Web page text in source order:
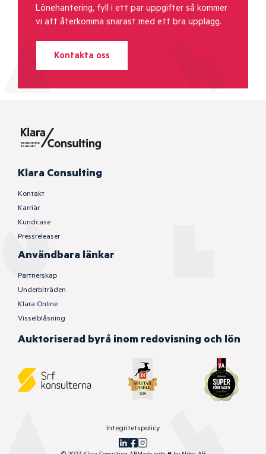
Lönehantering, fyll i ett par uppgifter så kommer
vi att återkomma snarast med ett bra upplägg.
Kontakta oss
Klara Consulting
Kontakt
Karriär
Kundcase
Pressreleaser
Användbara länkar
Partnerskap
Underbiträden
Klara Online
Visselblåsning
Auktoriserad byrå inom redovisning och lön
Integritetspolicy